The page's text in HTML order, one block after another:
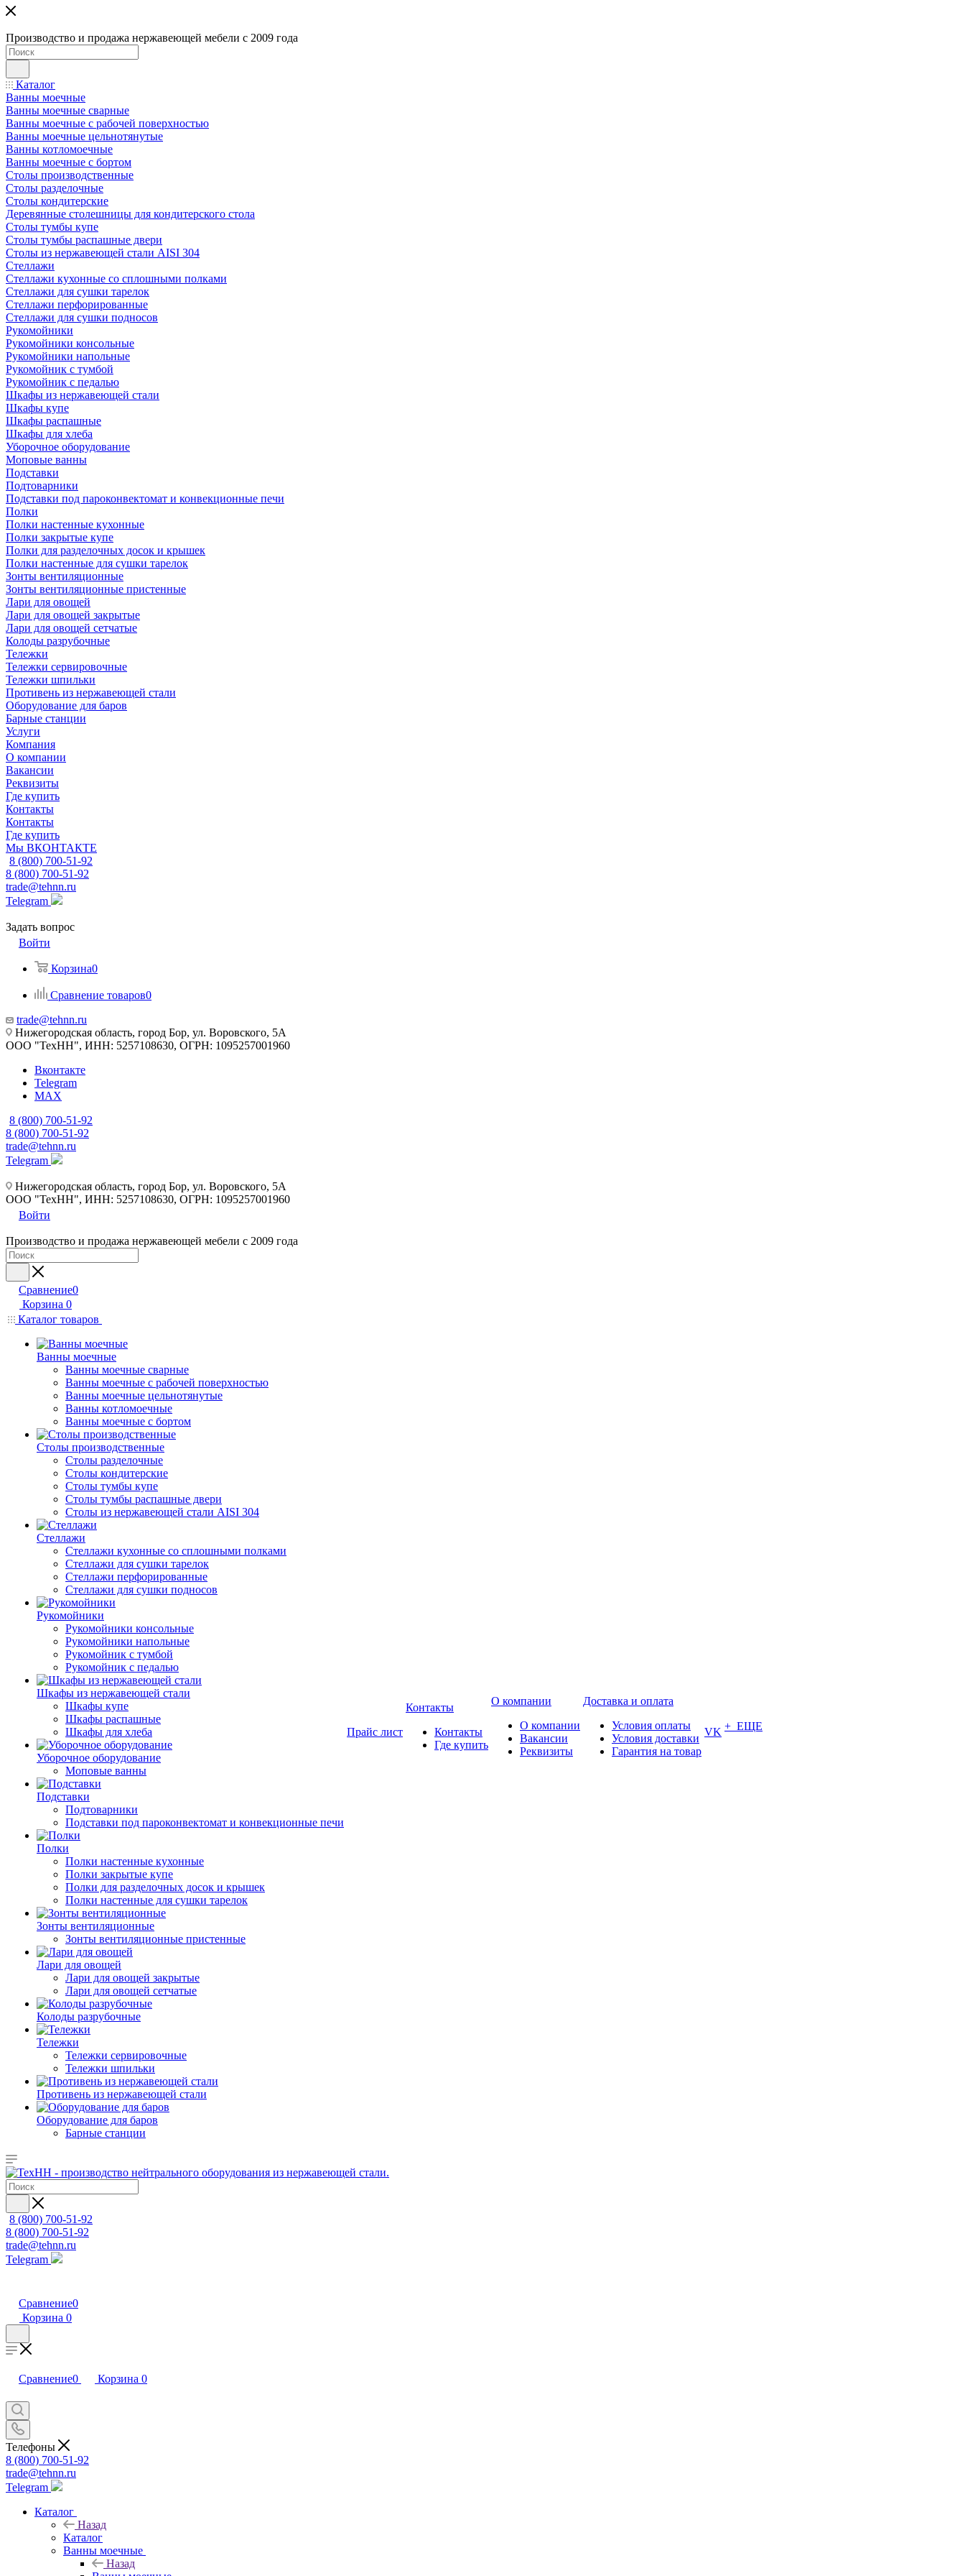
Производство и продажа нержавеющей мебели с 2009 года
Каталог
Ванны моечные
Ванны моечные сварные
Ванны моечные с рабочей поверхностью
Ванны моечные цельнотянутые
Ванны котломоечные
Ванны моечные с бортом
Столы производственные
Столы разделочные
Столы кондитерские
Деревянные столешницы для кондитерского стола
Столы тумбы купе
Столы тумбы распашные двери
Столы из нержавеющей стали AISI 304
Стеллажи
Стеллажи кухонные со сплошными полками
Стеллажи для сушки тарелок
Стеллажи перфорированные
Стеллажи для сушки подносов
Рукомойники
Рукомойники консольные
Рукомойники напольные
Рукомойник с тумбой
Рукомойник с педалью
Шкафы из нержавеющей стали
Шкафы купе
Шкафы распашные
Шкафы для хлеба
Уборочное оборудование
Моповые ванны
Подставки
Подтоварники
Подставки под пароконвектомат и конвекционные печи
Полки
Полки настенные кухонные
Полки закрытые купе
Полки для разделочных досок и крышек
Полки настенные для сушки тарелок
Зонты вентиляционные
Зонты вентиляционные пристенные
Лари для овощей
Лари для овощей закрытые
Лари для овощей сетчатые
Колоды разрубочные
Тележки
Тележки сервировочные
Тележки шпильки
Противень из нержавеющей стали
Оборудование для баров
Барные станции
Услуги
Компания
О компании
Вакансии
Реквизиты
Где купить
Контакты
Контакты
Где купить
Мы ВКОНТАКТЕ
8 (800) 700-51-92
8 (800) 700-51-92
trade@tehnn.ru
Telegram
Задать вопрос
Войти
Корзина0
Сравнение товаров0
trade@tehnn.ru
Нижегородская область, город Бор, ул. Воровского, 5А
ООО "ТехНН", ИНН: 5257108630, ОГРН: 1095257001960
Вконтакте
Telegram
MAX
8 (800) 700-51-92
8 (800) 700-51-92
trade@tehnn.ru
Telegram
Нижегородская область, город Бор, ул. Воровского, 5А
ООО "ТехНН", ИНН: 5257108630, ОГРН: 1095257001960
Войти
Производство и продажа нержавеющей мебели с 2009 года
Сравнение0
Корзина 0
Каталог товаров
Ванны моечные
Ванны моечные сварные
Ванны моечные с рабочей поверхностью
Ванны моечные цельнотянутые
Ванны котломоечные
Ванны моечные с бортом
Столы производственные
Столы разделочные
Столы кондитерские
Столы тумбы купе
Столы тумбы распашные двери
Столы из нержавеющей стали AISI 304
Стеллажи
Стеллажи кухонные со сплошными полками
Стеллажи для сушки тарелок
Стеллажи перфорированные
Стеллажи для сушки подносов
Рукомойники
Рукомойники консольные
Рукомойники напольные
Рукомойник с тумбой
Рукомойник с педалью
Шкафы из нержавеющей стали
Шкафы купе
Шкафы распашные
Шкафы для хлеба
Уборочное оборудование
Моповые ванны
Подставки
Подтоварники
Подставки под пароконвектомат и конвекционные печи
Полки
Полки настенные кухонные
Полки закрытые купе
Полки для разделочных досок и крышек
Полки настенные для сушки тарелок
Зонты вентиляционные
Зонты вентиляционные пристенные
Лари для овощей
Лари для овощей закрытые
Лари для овощей сетчатые
Колоды разрубочные
Тележки
Тележки сервировочные
Тележки шпильки
Противень из нержавеющей стали
Оборудование для баров
Барные станции
Прайс лист
Контакты
Контакты
Где купить
О компании
О компании
Вакансии
Реквизиты
Доставка и оплата
Условия оплаты
Условия доставки
Гарантия на товар
VK + ЕЩЕ
8 (800) 700-51-92
8 (800) 700-51-92
trade@tehnn.ru
Telegram
Сравнение0
Корзина 0
Сравнение0 Корзина 0
Телефоны
8 (800) 700-51-92
trade@tehnn.ru
Telegram
Каталог
Назад
Каталог
Ванны моечные
Назад